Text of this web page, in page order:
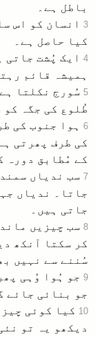
باطل ہے۔
3 انسان کو اس
کیا حاصل ہے۔
4 ایک پُشت جاتی
ہمیشہ قائم
5 سُورج نکلتا
طُلوع کی جگہ کو
6 ہوا جنوب کی
کی طرف پھرتی
کے مُطابق دورہ
7 سب ندیاں
جاتا۔ ندیاں
جاتی ہیں۔
8 سب چیزیں
کر سکتا آنکھ
سُننے سے نہیں
9 جو ہُوا وُہی
جو بنائی جائے
10 کیا کوئی
دیکھو یہ تو